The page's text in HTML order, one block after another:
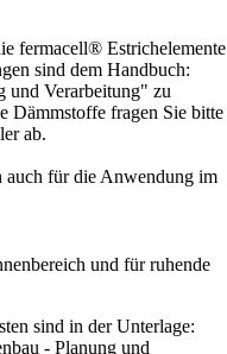
fermacell® Estrichelemente
sind dem Handbuch:
Verarbeitung" zu
Dämmstoffe fragen Sie bitte
ab.
auch für die Anwendung im
und für ruhende
sind in der Unterlage:
- Planung und